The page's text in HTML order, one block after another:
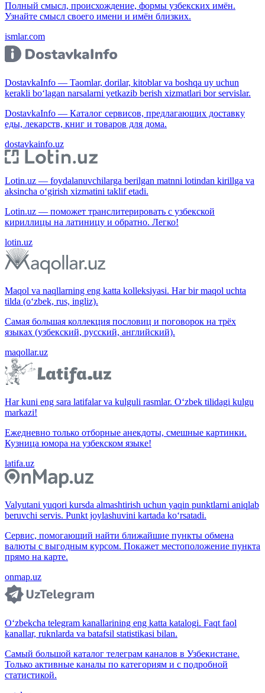
Полный смысл, происхождение, формы узбекских имён.
Узнайте смысл своего имени и имён близких.
ismlar.com
DostavkaInfo — Taomlar, dorilar, kitoblar va boshqa uy uchun
kerakli bo‘lagan narsalarni yetkazib berish xizmatlari bor servislar.
DostavkaInfo — Каталог сервисов, предлагающих доставку
еды, лекарств, книг и товаров для дома.
dostavkainfo.uz
Lotin.uz — foydalanuvchilarga berilgan matnni lotindan kirillga va
aksincha o‘girish xizmatini taklif etadi.
Lotin.uz — поможет транслитерировать с узбекской
кириллицы на латиницу и обратно. Легко!
lotin.uz
Maqol va naqllarning eng katta kolleksiyasi. Har bir maqol uchta
tilda (o‘zbek, rus, ingliz).
Самая большая коллекция пословиц и поговорок на трёх
языках (узбекский, русский, английский).
maqollar.uz
Har kuni eng sara latifalar va kulguli rasmlar. O‘zbek tilidagi kulgu
markazi!
Ежедневно только отборные анекдоты, смешные картинки.
Кузница юмора на узбекском языке!
latifa.uz
Valyutani yuqori kursda almashtirish uchun yaqin punktlarni aniqlab
beruvchi servis. Punkt joylashuvini kartada ko‘rsatadi.
Сервис, помогающий найти ближайшие пункты обмена
валюты с выгодным курсом. Покажет местоположение пункта
прямо на карте.
onmap.uz
O‘zbekcha telegram kanallarining eng katta katalogi. Faqt faol
kanallar, ruknlarda va batafsil statistikasi bilan.
Самый большой каталог телеграм каналов в Узбекистане.
Только активные каналы по категориям и с подробной
статистикой.